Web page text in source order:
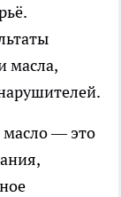
масла,
масло — это